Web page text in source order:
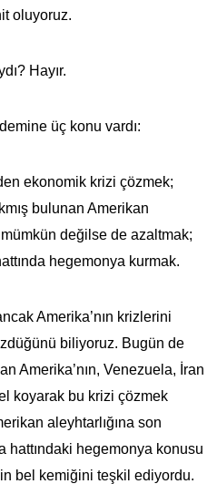
oluyoruz.
Hayır.
üç konu vardı:
ekonomik krizi çözmek;
bulunan Amerikan
mümkün değilse de azaltmak;
hegemonya kurmak.
Amerika’nın krizlerini
biliyoruz. Bugün de
Amerika’nın, Venezuela, İran
koyarak bu krizi çözmek
aleyhtarlığına son
hattındaki hegemonya konusu
bel kemiğini teşkil ediyordu.